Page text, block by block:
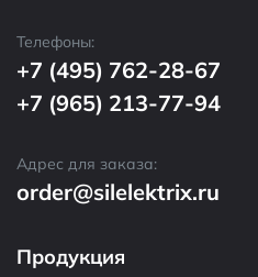
Телефоны:
+7 (495) 762-28-67
+7 (965) 213-77-94
Адрес для заказа:
order@silelektrix.ru
Продукция